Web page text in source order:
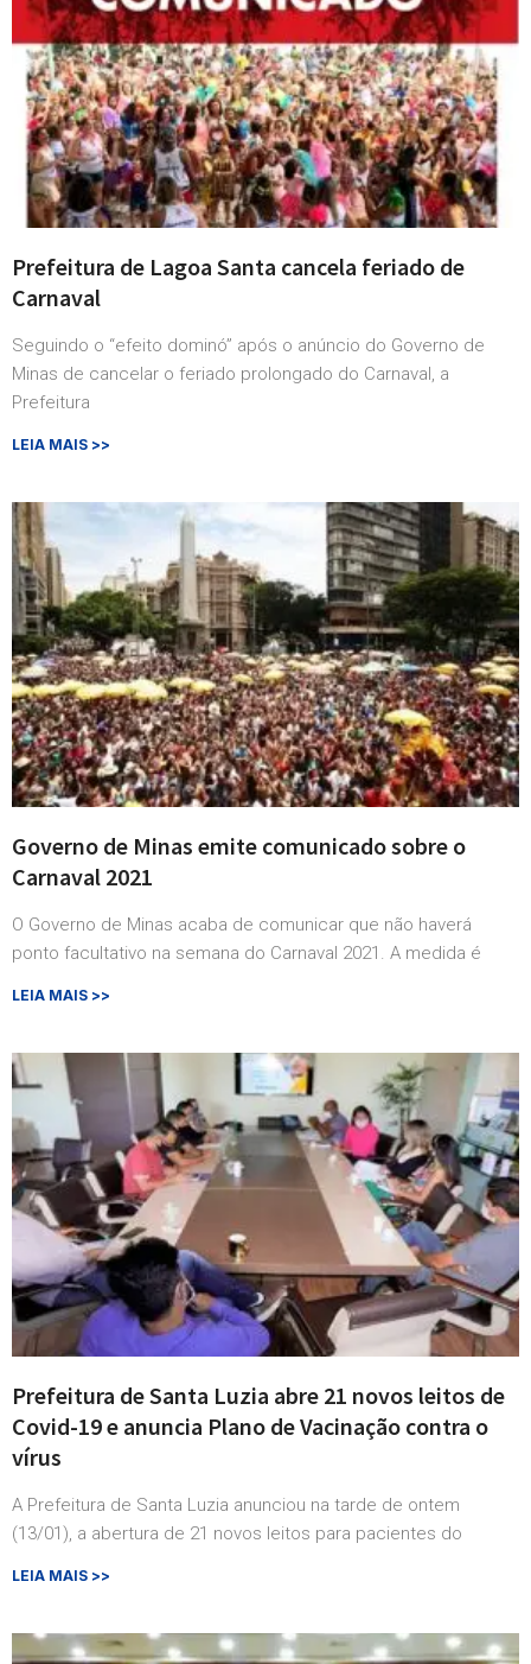
Prefeitura de Lagoa Santa cancela feriado de
Carnaval
Seguindo o “efeito dominó” após o anúncio do Governo de
Minas de cancelar o feriado prolongado do Carnaval, a
Prefeitura
LEIA MAIS >>
Governo de Minas emite comunicado sobre o
Carnaval 2021
O Governo de Minas acaba de comunicar que não haverá
ponto facultativo na semana do Carnaval 2021. A medida é
LEIA MAIS >>
Prefeitura de Santa Luzia abre 21 novos leitos de
Covid-19 e anuncia Plano de Vacinação contra o
vírus
A Prefeitura de Santa Luzia anunciou na tarde de ontem
(13/01), a abertura de 21 novos leitos para pacientes do
LEIA MAIS >>